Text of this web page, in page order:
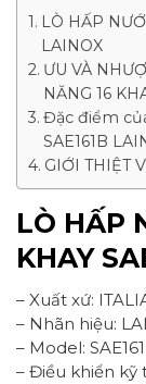
LÒ HẤP
LAINOX
ƯU VÀ
NĂNG 16
Đặc điểm
SAE161B
GIỚI THIỆT
LÒ HẤP
KHAY
– Xuất xứ:
– Nhãn hiệu:
– Model:
– Điều khiển kỹ